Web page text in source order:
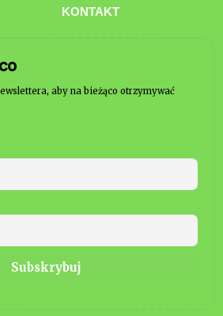
KONTAKT
aby na bieżąco otrzymywać